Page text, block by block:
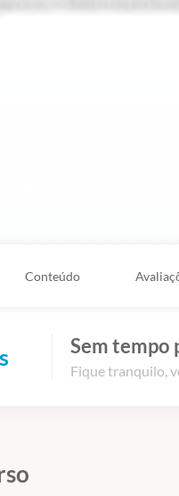
Conteúdo
Sem tempo
Fique tranquilo,